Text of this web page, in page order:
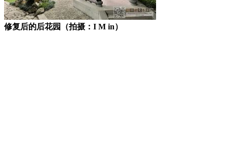
修复后的后花园（拍摄：I M in）